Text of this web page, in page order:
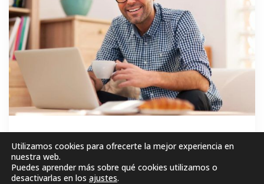
GRATIS
MATRICÚLESE AHORA!
Utilizamos cookies para ofrecerte la mejor experiencia en
nuestra web.
Puedes aprender más sobre qué cookies utilizamos o
desactivarlas en los ajustes.